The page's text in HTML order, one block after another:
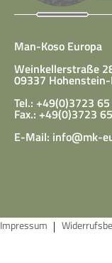
Man-Koso Europa
Weinkellerstraße
09337
Tel.: +49(0)3723
Fax.: +49(0)3723
E-Mail: info@mk-
Impressum